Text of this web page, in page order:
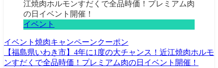
イベント
イベント 焼肉キャンペーンクーポン
【福島県いわき市】4年に1度の大チャンス！近江焼肉ホルモ
ンすだくで全品時価！プレミアム肉の日イベント開催！